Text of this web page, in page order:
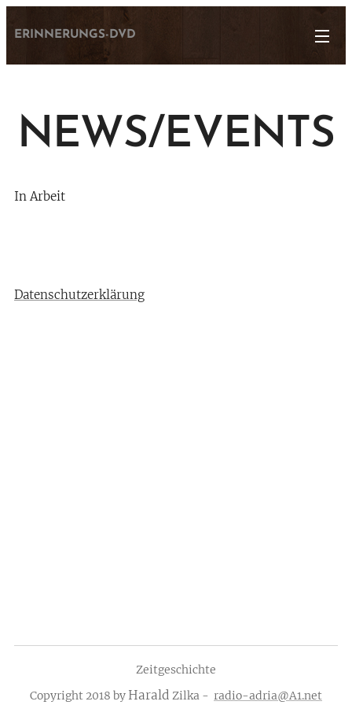
ERINNERUNGS-DVD
NEWS/EVENTS
In Arbeit
Datenschutzerklärung
Zeitgeschichte
Copyright 2018 by Harald Zilka - radio-adria@A1.net